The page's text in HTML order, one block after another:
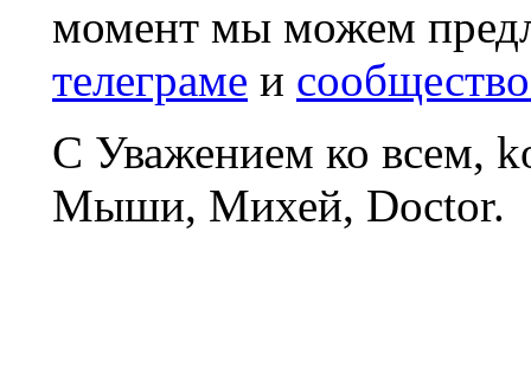
момент мы можем
телеграме и
С Уважением ко всем,
Мыши, Михей, Doctor.